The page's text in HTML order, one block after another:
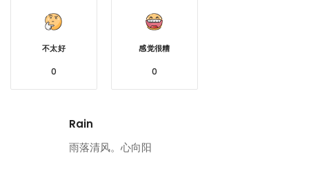
不太好
0
感觉很糟
0
Rain
雨落清风。心向阳